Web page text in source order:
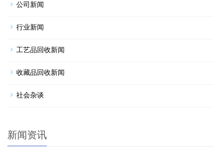
公司新闻
行业新闻
工艺品回收新闻
收藏品回收新闻
社会杂谈
新闻资讯